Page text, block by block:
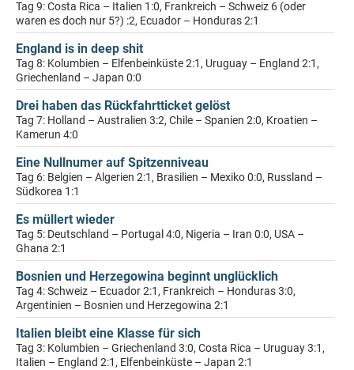
Tag 9: Costa Rica – Italien 1:0, Frankreich – Schweiz 6 (oder
waren es doch nur 5?) :2, Ecuador – Honduras 2:1
England is in deep shit
Tag 8: Kolumbien – Elfenbeinküste 2:1, Uruguay – England 2:1,
Griechenland – Japan 0:0
Drei haben das Rückfahrtticket gelöst
Tag 7: Holland – Australien 3:2, Chile – Spanien 2:0, Kroatien –
Kamerun 4:0
Eine Nullnumer auf Spitzenniveau
Tag 6: Belgien – Algerien 2:1, Brasilien – Mexiko 0:0, Russland –
Südkorea 1:1
Es müllert wieder
Tag 5: Deutschland – Portugal 4:0, Nigeria – Iran 0:0, USA –
Ghana 2:1
Bosnien und Herzegowina beginnt unglücklich
Tag 4: Schweiz – Ecuador 2:1, Frankreich – Honduras 3:0,
Argentinien – Bosnien und Herzegowina 2:1
Italien bleibt eine Klasse für sich
Tag 3: Kolumbien – Griechenland 3:0, Costa Rica – Uruguay 3:1,
Italien – England 2:1, Elfenbeinküste – Japan 2:1